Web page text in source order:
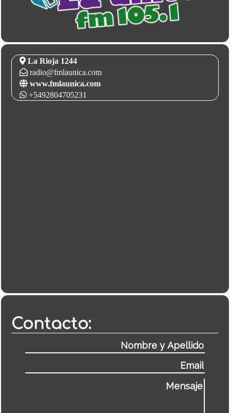
La Rioja 1244
radio@fmlaunica.com
www.fmlaunica.com
+5492804705231
Contacto: